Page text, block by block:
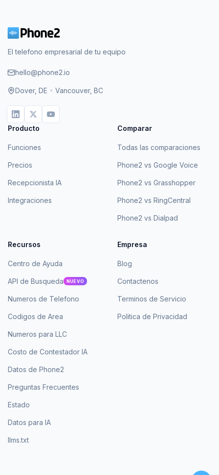
El telefono empresarial de tu equipo
hello@phone2.io
Dover, DE • Vancouver, BC
Producto
Funciones
Precios
Recepcionista IA
Integraciones
Comparar
Todas las comparaciones
Phone2 vs Google Voice
Phone2 vs Grasshopper
Phone2 vs RingCentral
Phone2 vs Dialpad
Recursos
Centro de Ayuda
API de Busqueda NUEVO
Numeros de Telefono
Codigos de Area
Numeros para LLC
Costo de Contestador IA
Datos de Phone2
Preguntas Frecuentes
Estado
Datos para IA
llms.txt
Empresa
Blog
Contactenos
Terminos de Servicio
Politica de Privacidad